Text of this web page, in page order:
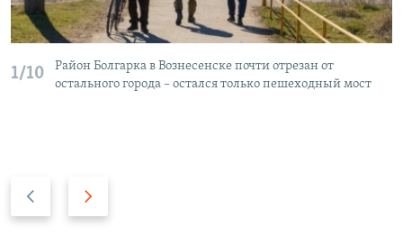
1/10
Район Болгарка в Вознесенске почти отрезан от
остального города – остался только пешеходный мост